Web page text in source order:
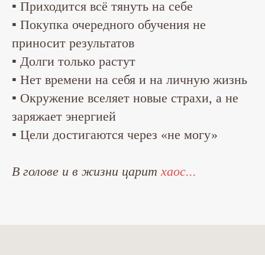
▪ Приходится всё тянуть на себе
▪ Покупка очередного обучения не
приносит результатов
▪ Долги только растут
▪ Нет времени на себя и на личную жизнь
▪ Окружение вселяет новые страхи, а не
заряжает энергией
▪ Цели достигаются через «‎не могу»‎
В голове и в жизни царитхаос...